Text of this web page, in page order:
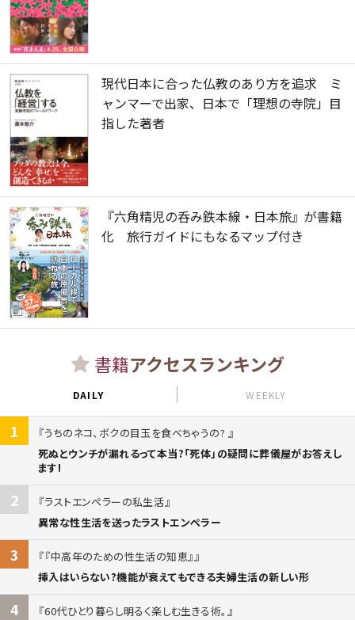
現代日本に合った仏教のあり方を追求 ミ
ャンマーで出家、日本で「理想の寺院」目
指した著者
『六角精児の呑み鉄本線・日本旅』が書籍
化 旅行ガイドにもなるマップ付き
書籍アクセスランキング
DAILY WEEKLY
1
うちのネコ、ボクの目玉を食べちゃうの?
死ぬとウンチが漏れるって本当?「死体」の疑問に葬儀屋がお答えし
ます!
2
ラストエンペラーの私生活
異常な性生活を送ったラストエンペラー
3
『中高年のための性生活の知恵』
挿入はいらない?機能が衰えてもできる夫婦生活の新しい形
4
60代ひとり暮らし明るく楽しむ生きる術。